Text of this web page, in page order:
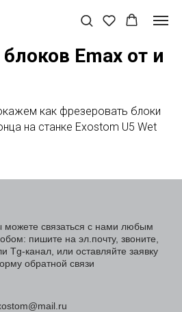
Emax от и
как фрезеровать блоки
на станке Exostom U5 Wet
связаться с нами любым
пишите на эл.почту, звоните,
Tg-канал, или оставляйте заявку
обратной связи